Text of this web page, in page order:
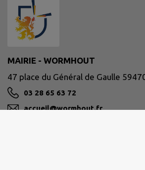
MAIRIE - WORMHOUT
47 place du Général de Gaulle
03 28 65 63 72
accueil@wormhout.fr